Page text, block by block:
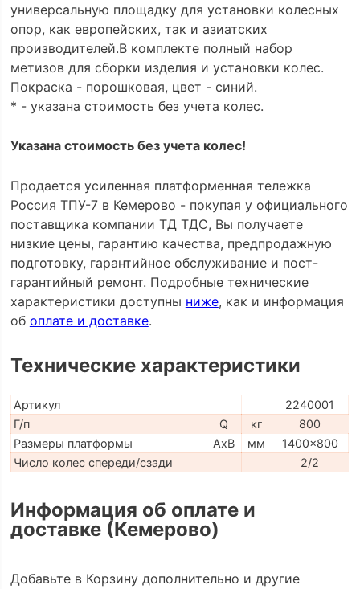
универсальную площадку для установки колесных
опор, как европейских, так и азиатских
производителей.В комплекте полный набор
метизов для сборки изделия и установки колес.
Покраска - порошковая, цвет - синий.
* - указана стоимость без учета колес.
Указана стоимость без учета колес!
Продается усиленная платформенная тележка
Россия ТПУ-7 в Кемерово - покупая у официального
поставщика компании ТД ТДС, Вы получаете
низкие цены, гарантию качества, предпродажную
подготовку, гарантийное обслуживание и пост-
гарантийный ремонт. Подробные технические
характеристики доступны ниже, как и информация
об оплате и доставке.
Технические характеристики
Артикул
2240001
Г/п
Q кг
800
Размеры платформы
AxB мм
1400x800
Число колес спереди/сзади
2/2
Информация об оплате и
доставке (Кемерово)
Добавьте в Корзину дополнительно и другие